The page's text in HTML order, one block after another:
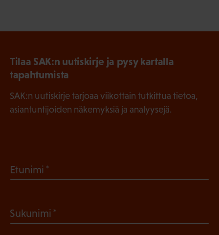
Tilaa SAK:n uutiskirje ja pysy kartalla
tapahtumista
SAK:n uutiskirje tarjoaa viikottain tutkittua tietoa,
asiantuntijoiden näkemyksiä ja analyysejä.
Etunimi
Sukunimi
P